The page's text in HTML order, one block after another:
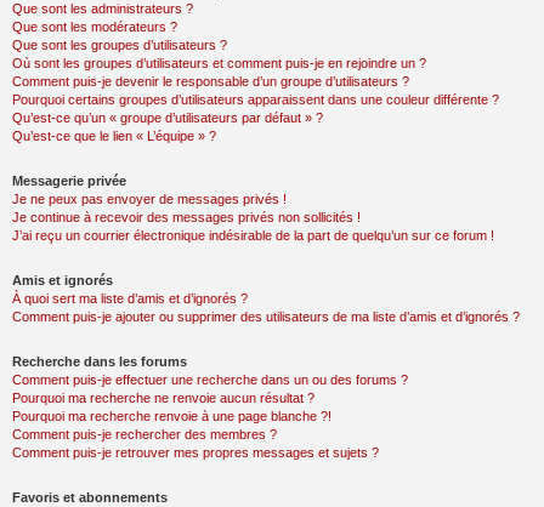
Que sont les administrateurs ?
Que sont les modérateurs ?
Que sont les groupes d’utilisateurs ?
Où sont les groupes d’utilisateurs et comment puis-je en rejoindre un ?
Comment puis-je devenir le responsable d’un groupe d’utilisateurs ?
Pourquoi certains groupes d’utilisateurs apparaissent dans une couleur différente ?
Qu’est-ce qu’un « groupe d’utilisateurs par défaut » ?
Qu’est-ce que le lien « L’équipe » ?
Messagerie privée
Je ne peux pas envoyer de messages privés !
Je continue à recevoir des messages privés non sollicités !
J’ai reçu un courrier électronique indésirable de la part de quelqu’un sur ce forum !
Amis et ignorés
À quoi sert ma liste d’amis et d’ignorés ?
Comment puis-je ajouter ou supprimer des utilisateurs de ma liste d’amis et d’ignorés ?
Recherche dans les forums
Comment puis-je effectuer une recherche dans un ou des forums ?
Pourquoi ma recherche ne renvoie aucun résultat ?
Pourquoi ma recherche renvoie à une page blanche ?!
Comment puis-je rechercher des membres ?
Comment puis-je retrouver mes propres messages et sujets ?
Favoris et abonnements